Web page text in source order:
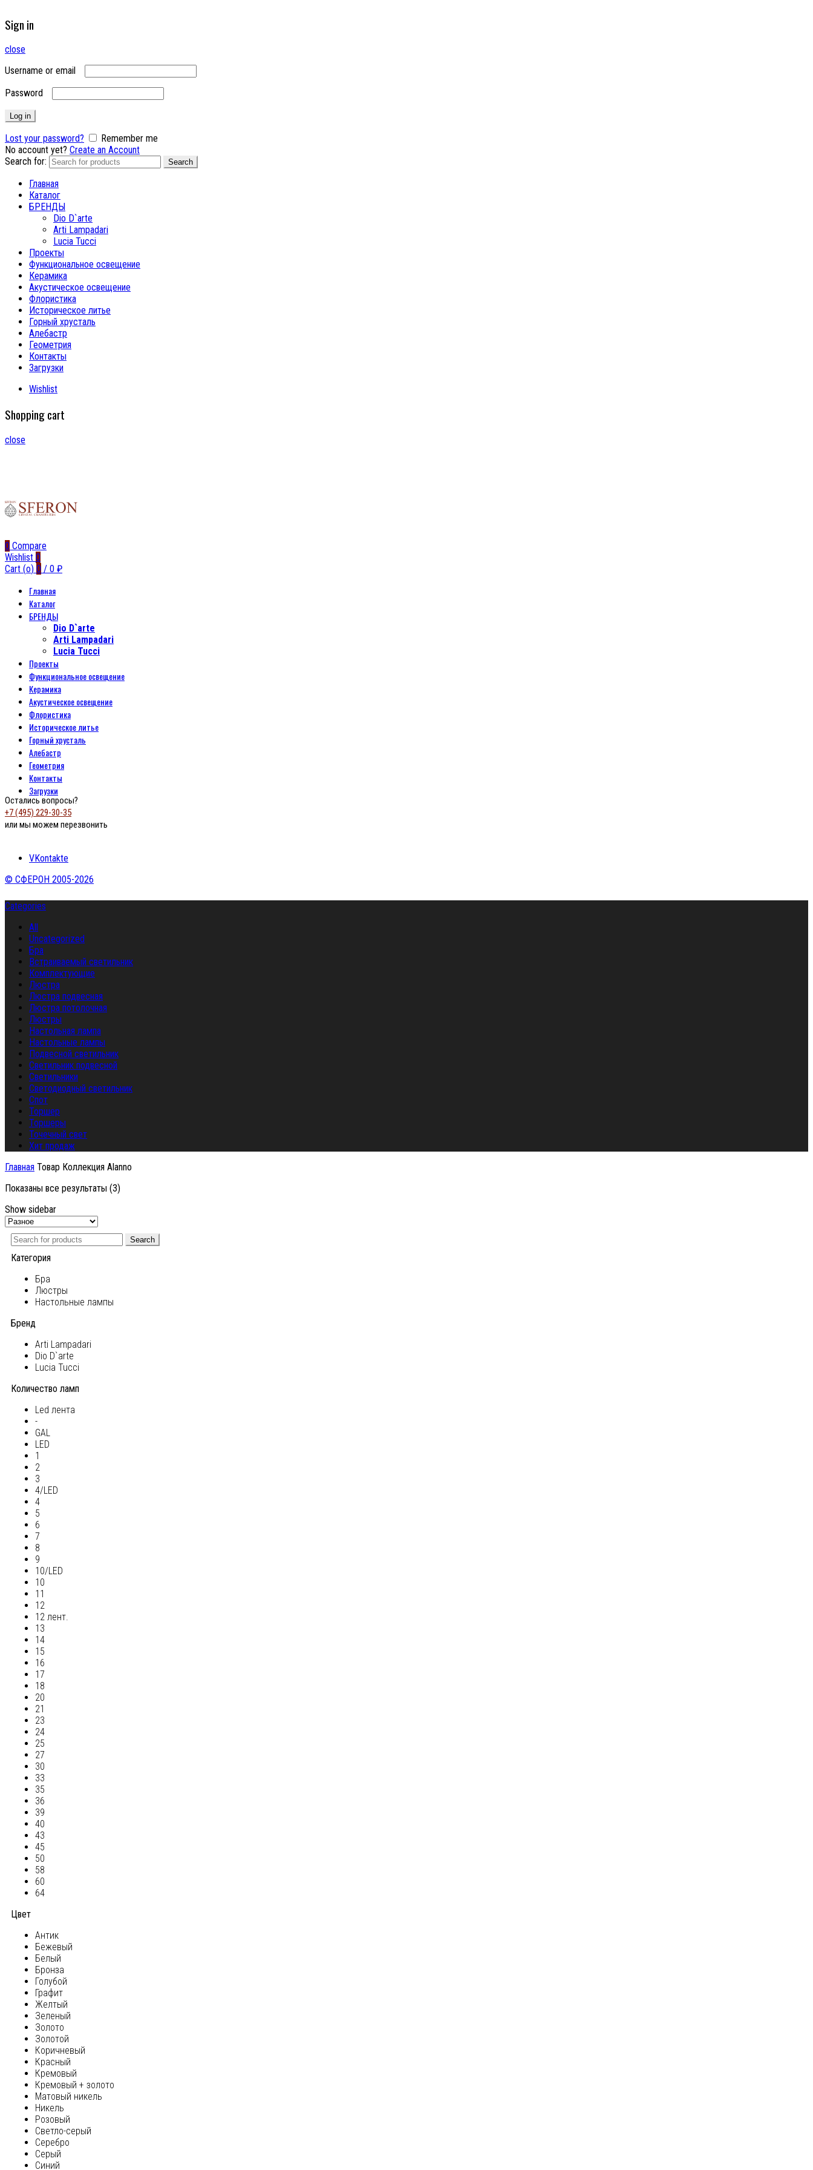
Sign in
close
Username or email
Password
Log in
Lost your password?
Remember me
No account yet? Create an Account
Search for:
Search
Главная
Каталог
БРЕНДЫ
Dio D`arte
Arti Lampadari
Lucia Tucci
Проекты
Функциональное освещение
Керамика
Акустическое освещение
Флористика
Историческое литье
Горный хрусталь
Алебастр
Геометрия
Контакты
Загрузки
Wishlist
Shopping cart
close
0 Compare
Wishlist 0
Cart (o) 0 / 0 ₽
Главная
Каталог
БРЕНДЫ
Dio D`arte
Arti Lampadari
Lucia Tucci
Проекты
Функциональное освещение
Керамика
Акустическое освещение
Флористика
Историческое литье
Горный хрусталь
Алебастр
Геометрия
Контакты
Загрузки
Остались вопросы?
+7 (495) 229-30-35
или мы можем перезвонить
VKontakte
© СФЕРОН 2005-2026
Categories
All
Uncategorized
Бра
Встраиваемый светильник
Комплектующие
Люстра
Люстра подвесная
Люстра потолочная
Люстры
Настольная лампа
Настольные лампы
Подвесной светильник
Светильник подвесной
Светильники
Светодиодный светильник
Спот
Торшер
Торшеры
Точечный свет
Хит продаж
Главная Товар Коллекция Alanno
Показаны все результаты (3)
Show sidebar
Search
Категория
Бра
Люстры
Настольные лампы
Бренд
Arti Lampadari
Dio D`arte
Lucia Tucci
Количество ламп
Led лента
-
GAL
LED
1
2
3
4/LED
4
5
6
7
8
9
10/LED
10
11
12
12 лент.
13
14
15
16
17
18
20
21
23
24
25
27
30
33
35
36
39
40
43
45
50
58
60
64
Цвет
Антик
Бежевый
Белый
Бронза
Голубой
Графит
Желтый
Зеленый
Золото
Золотой
Коричневый
Красный
Кремовый
Кремовый + золото
Матовый никель
Никель
Розовый
Светло-серый
Серебро
Серый
Синий